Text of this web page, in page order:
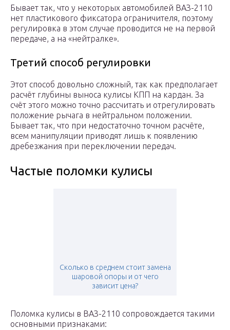
Бывает так, что у некоторых автомобилей ВАЗ-2110
нет пластикового фиксатора ограничителя, поэтому
регулировка в этом случае проводится не на первой
передаче, а на «нейтралке».
Третий способ регулировки
Этот способ довольно сложный, так как предполагает
расчёт глубины выноса кулисы КПП на кардан. За
счёт этого можно точно рассчитать и отрегулировать
положение рычага в нейтральном положении.
Бывает так, что при недостаточно точном расчёте,
всем манипуляции приводят лишь к появлению
дребезжания при переключении передач.
Частые поломки кулисы
Сколько в среднем стоит замена
шаровой опоры и от чего
зависит цена?
Поломка кулисы в ВАЗ-2110 сопровождается такими
основными признаками: